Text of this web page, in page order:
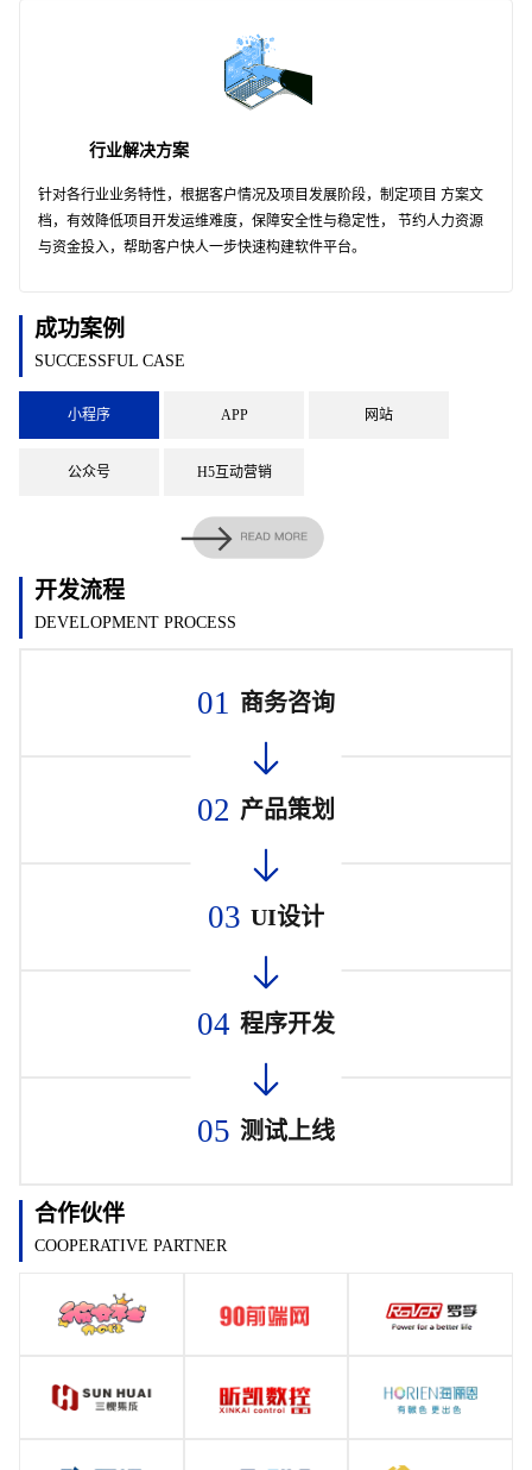
行业解决方案
针对各行业业务特性，根据客户情况及项目发展阶段，制定项目 方案文
档，有效降低项目开发运维难度，保障安全性与稳定性， 节约人力资源
与资金投入，帮助客户快人一步快速构建软件平台。
成功案例
SUCCESSFUL CASE
小程序 APP 网站
公众号 H5互动营销
开发流程
DEVELOPMENT PROCESS
01 商务咨询
02 产品策划
03 UI设计
04 程序开发
05 测试上线
合作伙伴
COOPERATIVE PARTNER